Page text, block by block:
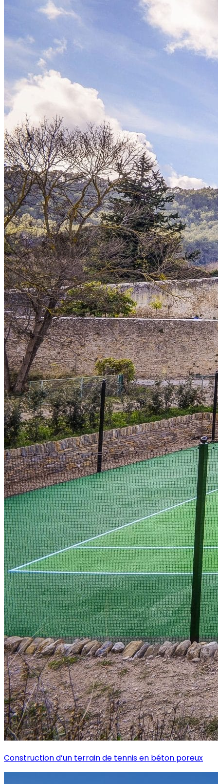
Construction d’un terrain de tennis en béton poreux